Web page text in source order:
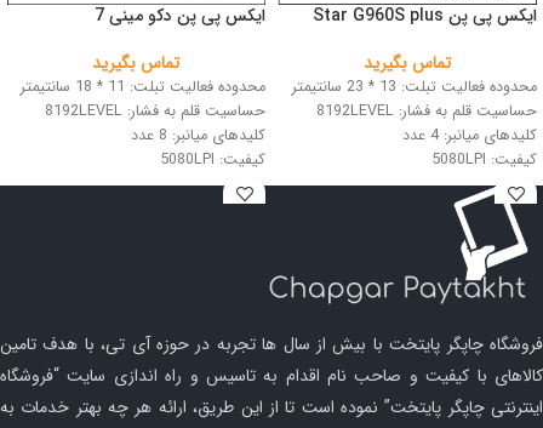
ایکس پی پن Star G960S plus
تماس بگیرید
محدوده فعالیت تبلت: 13 * 23 سانتیمتر
حساسیت قلم به فشار: 8192LEVEL
کلیدهای میانبر: 4 عدد
کیفیت: 5080LPI
اتصال: USB
ایکس پی پن دکو مینی 7
تماس بگیرید
محدوده فعالیت تبلت: 11 * 18 سانتیمتر
حساسیت قلم به فشار: 8192LEVEL
کلیدهای میانبر: 8 عدد
کیفیت: 5080LPI
اتصال: USB
فروشگاه چاپگر پایتخت با بیش از سال ها تجربه در حوزه آی تی، با هدف تامین
کالاهای با کیفیت و صاحب نام اقدام به تاسیس و راه اندازی سایت “فروشگاه
اینترنتی چاپگر پایتخت” نموده است تا از این طریق، ارائه هر چه بهتر خدمات به